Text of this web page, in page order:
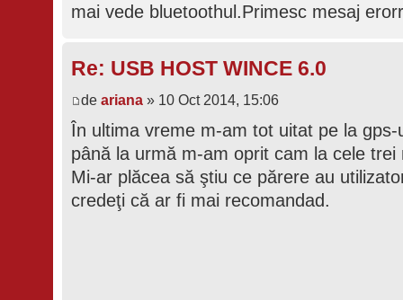
mai vede bluetoothul.Primesc mesaj
Re: USB HOST WINCE 6.0
de ariana» 10 Oct 2014, 15:06
În ultima vreme m-am tot uitat pe la
până la urmă m-am oprit cam la cele
Mi-ar plăcea să ştiu ce părere au
credeţi că ar fi mai recomandad.